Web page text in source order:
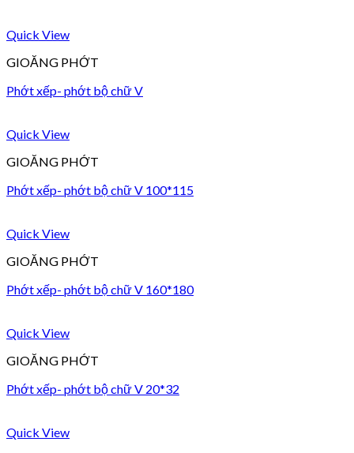
Quick View
GIOĂNG PHỚT
Phớt xếp- phớt bộ chữ V
Quick View
GIOĂNG PHỚT
Phớt xếp- phớt bộ chữ V 100*115
Quick View
GIOĂNG PHỚT
Phớt xếp- phớt bộ chữ V 160*180
Quick View
GIOĂNG PHỚT
Phớt xếp- phớt bộ chữ V 20*32
Quick View